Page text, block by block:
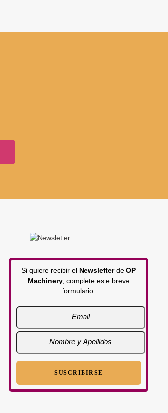
Si quiere recibir el Newsletterde OP
Machinery , complete este breve
formulario: